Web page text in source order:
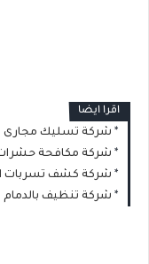
اقرا ايضا
شركة تسليك مجارى
شركة مكافحة حشرات ورش
شركة كشف تسربات المياه
شركة تنظيف بالدمام